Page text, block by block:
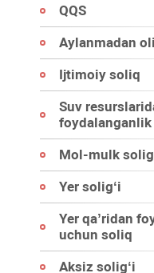
QQS
Aylanmadan
Ijtimoiy soliq
Suv
Mol-mulk
Yer soligʻi
Yer qa’ridan
uchun soliq
Aksiz soligʻi